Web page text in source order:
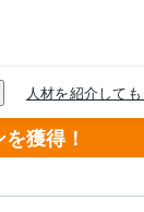
獲得！